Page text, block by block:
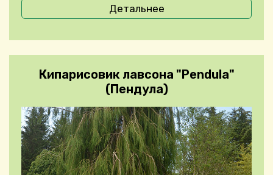
Детальнее
Кипарисовик лавсона "Pendula"
(Пендула)